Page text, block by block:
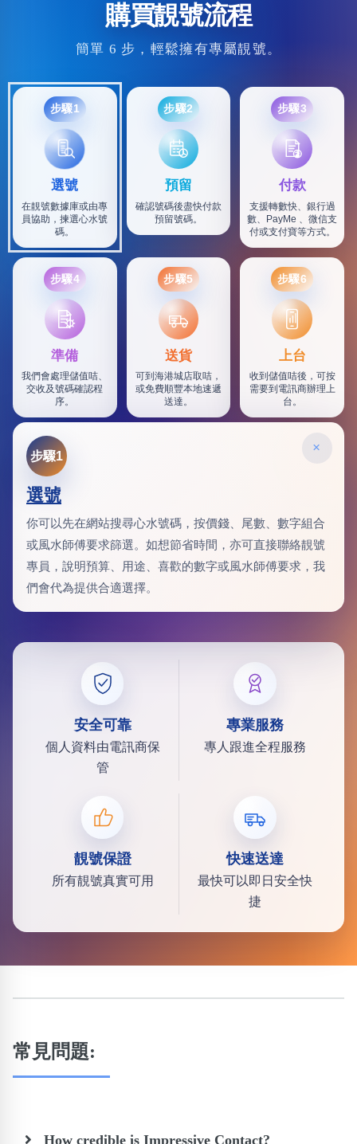
購買靚號流程
簡單 6 步，輕鬆擁有專屬靚號。
步驟1
選號
在靚號數據庫或由專
員協助，揀選心水號
碼。
步驟2
預留
確認號碼後盡快付款
預留號碼。
步驟3
付款
支援轉數快、銀行過
數、PayMe 、微信支
付或支付寶等方式。
步驟4
準備
我們會處理儲值咭、
交收及號碼確認程
序。
步驟5
SF
送貨
可到海港城店取咭，
或免費順豐本地速遞
送達。
步驟6
上台
收到儲值咭後，可按
需要到電訊商辦理上
台。
×
步驟1
選號
你可以先在網站搜尋心水號碼，按價錢、尾數、數字組合
或風水師傅要求篩選。如想節省時間，亦可直接聯絡靚號
專員，說明預算、用途、喜歡的數字或風水師傅要求，我
們會代為提供合適選擇。
安全可靠
個人資料由電訊商保
管
專業服務
專人跟進全程服務
靚號保證
所有靚號真實可用
快速送達
最快可以即日安全快
捷
常見問題:
How credible is Impressive Contact?